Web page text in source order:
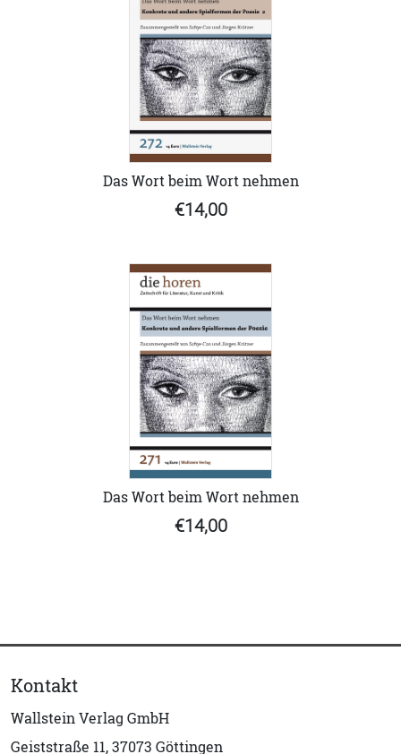
Das Wort beim Wort nehmen
€14,00
Das Wort beim Wort nehmen
€14,00
Kontakt
Wallstein Verlag GmbH
Geiststraße 11, 37073 Göttingen